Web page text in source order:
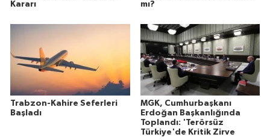
Kararı
mı?
Trabzon-Kahire Seferleri
Başladı
MGK, Cumhurbaşkanı
Erdoğan Başkanlığında
Toplandı: 'Terörsüz
Türkiye'de Kritik Zirve